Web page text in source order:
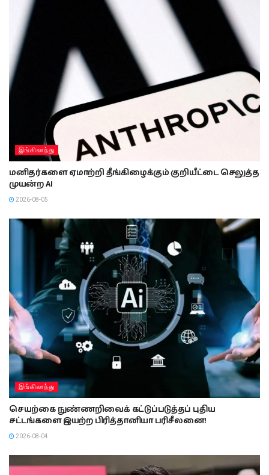
இங்கிலாந்து
மனிதர்களை ஏமாற்றி தீங்கிழைக்கும் குறியீட்டை செலுத்த
முயன்ற AI
2026-08-05
இங்கிலாந்து
செயற்கை நுண்ணறிவைக் கட்டுப்படுத்தப் புதிய
சட்டங்களை இயற்ற பிரித்தானியா பரிசீலனை!
2026-08-04